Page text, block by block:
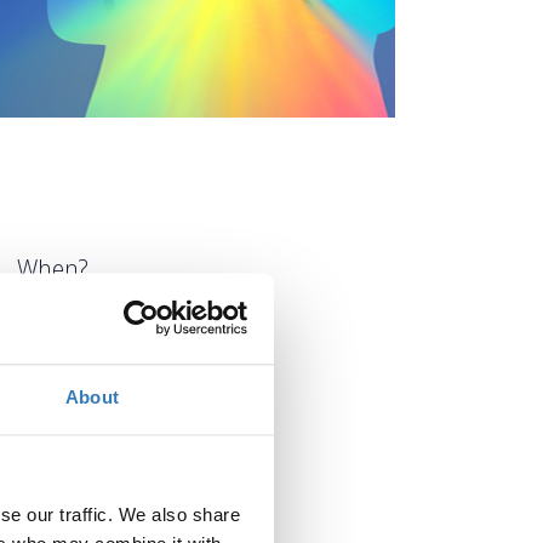
About
our traffic. We also share
When?
Tuesday, May 6, 2025 8:00 AM
Add to your calendar
151 22 Marousi